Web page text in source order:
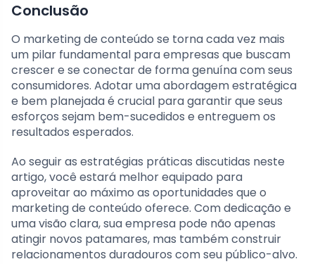
Conclusão
O marketing de conteúdo se torna cada vez mais
um pilar fundamental para empresas que buscam
crescer e se conectar de forma genuína com seus
consumidores. Adotar uma abordagem estratégica
e bem planejada é crucial para garantir que seus
esforços sejam bem-sucedidos e entreguem os
resultados esperados.
Ao seguir as estratégias práticas discutidas neste
artigo, você estará melhor equipado para
aproveitar ao máximo as oportunidades que o
marketing de conteúdo oferece. Com dedicação e
uma visão clara, sua empresa pode não apenas
atingir novos patamares, mas também construir
relacionamentos duradouros com seu público-alvo.